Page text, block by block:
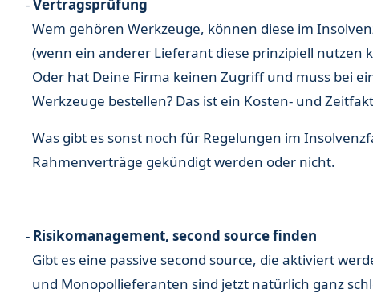
-Vertragsprüfung
Wem gehören Werkzeuge, können diese im
(wenn ein anderer Lieferant diese prinzipiell nutzen
Oder hat Deine Firma keinen Zugriff und muss bei
Werkzeuge bestellen? Das ist ein Kosten- und
Was gibt es sonst noch für Regelungen im
Rahmenverträge gekündigt werden oder nicht.
- Risikomanagement, second source finden
Gibt es eine passive second source, die aktiviert
und Monopollieferanten sind jetzt natürlich ganz